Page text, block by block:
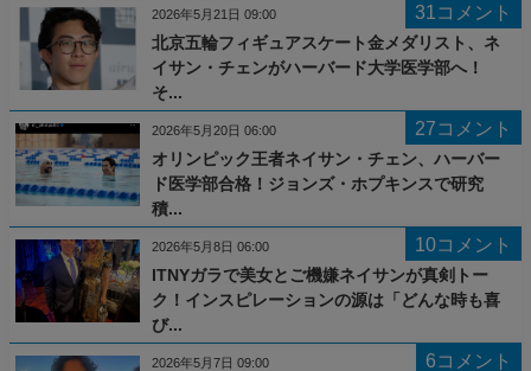
31コメント
北京五輪フィギュアスケート金メダリスト、ネ
イサン・チェンがハーバード大学医学部へ！
そ...
2026年5月21日 09:00
27コメント
オリンピック王者ネイサン・チェン、ハーバー
ド医学部合格！ジョンズ・ホプキンスで研究
積...
2026年5月20日 06:00
10コメント
ITNYガラで美女とご機嫌ネイサンが真剣トー
ク！インスピレーションの源は「どんな時も喜
び...
2026年5月8日 06:00
6コメント
2026年5月7日 09:00